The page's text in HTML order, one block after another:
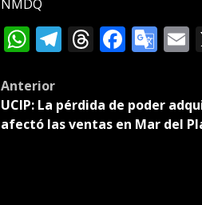
NMDQ
WhatsApp
Telegram
Threads
Post
navigation
Anterior
UCIP: La pérdida de poder
afectó las ventas en Mar del